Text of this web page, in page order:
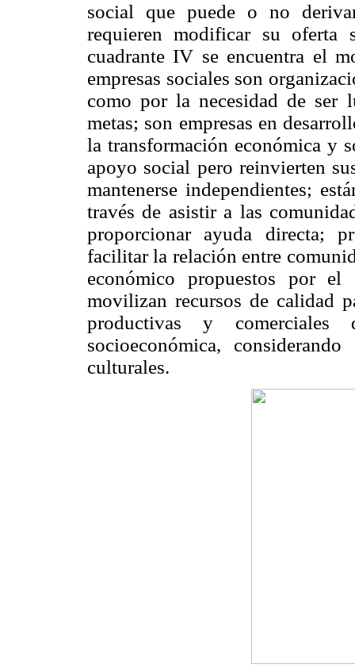
social que puede o no
requieren modificar su oferta
cuadrante IV se encuentra el
empresas sociales son
como por la necesidad de ser
metas; son empresas en
la transformación económica y
apoyo social pero reinvierten
mantenerse independientes;
través de asistir a las
proporcionar ayuda directa;
facilitar la relación entre
económico propuestos por el
movilizan recursos de calidad
productivas y comerciales
socioeconómica,
culturales.